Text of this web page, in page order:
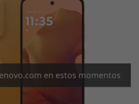
en estos momentos